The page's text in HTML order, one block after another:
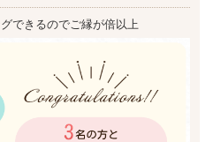
できるのでご縁が倍以上